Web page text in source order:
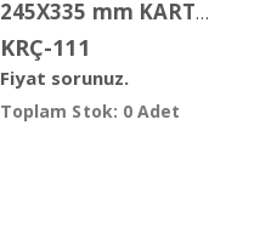
245X335 mm KARTON ÇANTA
KRÇ-111
Fiyat sorunuz.
Toplam Stok: 0 Adet